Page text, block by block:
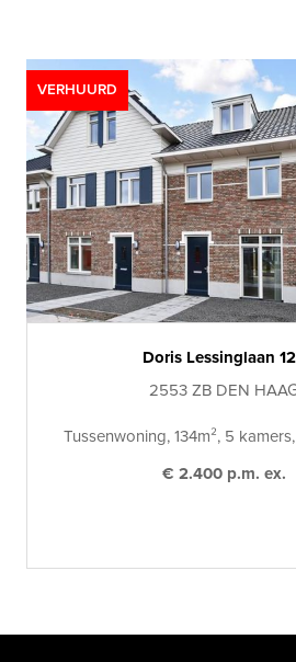
VERHUURD
Doris Lessinglaan
2553 ZB DEN
Tussenwoning, 134m², 5
€ 2.400 p.m. ex.